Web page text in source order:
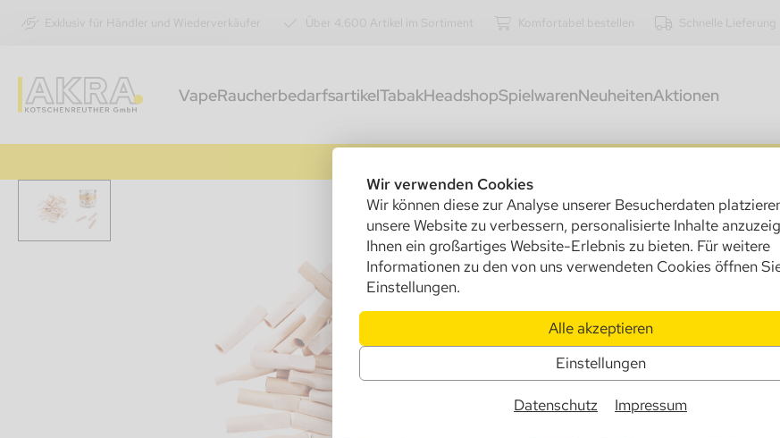
Wir verwenden Cookies
Wir können diese zur Analyse unserer Besucherdaten
unsere Website zu verbessern, personalisierte Inhalte
Ihnen ein großartiges Website-Erlebnis zu bieten. Für weitere
Informationen zu den von uns verwendeten Cookies öffnen
Einstellungen.
Alle akzeptieren
Einstellungen
Datenschutz Impressum
Exklusiv für Händler und Wiederverkäufer Über 4.600 Artikel im Sortiment Komfortabel bestellen Schnelle Lieferung
VapeRaucherbedarfsartikelTabakHeadshopSpielwarenNeuheitenAktionen